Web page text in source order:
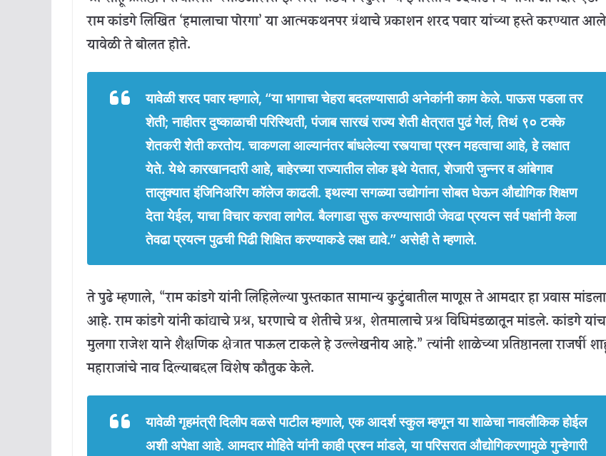
राम कांडगे लिखित ‘हमालाचा पोरगा’ या आत्मकथनपर ग्रंथाचे प्रकाशन शरद पवार यांच्या हस्ते करण्यात
यावेळी ते बोलत होते.
यावेळी शरद पवार म्हणाले, “या भागाचा चेहरा बदलण्यासाठी अनेकांनी काम केले. पाऊस पडला तर
शेती; नाहीतर दुष्काळाची परिस्थिती, पंजाब सारखं राज्य शेती क्षेत्रात पुढं गेलं, तिथं ९० टक्के
शेतकरी शेती करतोय. चाकणला आल्यानंतर बांधलेल्या रस्त्याचा प्रश्न महत्वाचा आहे, हे लक्षात
येते. येथे कारखानदारी आहे, बाहेरच्या राज्यातील लोक इथे येतात, शेजारी जुन्नर व आंबेगाव
तालुक्यात इंजिनिअरिंग कॉलेज काढली. इथल्या सगळ्या उद्योगांना सोबत घेऊन औद्योगिक शिक्षण
देता येईल, याचा विचार करावा लागेल. बैलगाडा सुरू करण्यासाठी जेवढा प्रयत्न सर्व पक्षांनी केला
तेवढा प्रयत्न पुढची पिढी शिक्षित करण्याकडे लक्ष द्यावे.” असेही ते म्हणाले.
ते पुढे म्हणाले, “राम कांडगे यांनी लिहिलेल्या पुस्तकात सामान्य कुटुंबातील माणूस ते आमदार हा प्रवास मांडला
आहे. राम कांडगे यांनी कांद्याचे प्रश्न, धरणाचे व शेतीचे प्रश्न, शेतमालाचे प्रश्न विधिमंडळातून मांडले. कांडगे
मुलगा राजेश याने शैक्षणिक क्षेत्रात पाऊल टाकले हे उल्लेखनीय आहे.” त्यांनी शाळेच्या प्रतिष्ठानला राजर्षी
महाराजांचे नाव दिल्याबद्दल विशेष कौतुक केले.
यावेळी गृहमंत्री दिलीप वळसे पाटील म्हणाले, एक आदर्श स्कुल म्हणून या शाळेचा नावलौकिक होईल
अशी अपेक्षा आहे. आमदार मोहिते यांनी काही प्रश्न मांडले, या परिसरात औद्योगिकरणामुळे गुन्हेगारी